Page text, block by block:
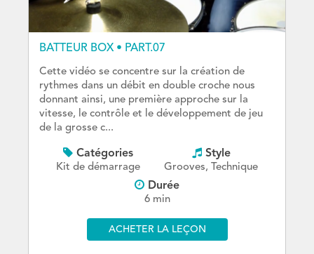
BATTEUR BOX • PART.07
Cette vidéo se concentre sur la création de
rythmes dans un débit en double croche nous
donnant ainsi, une première approche sur la
vitesse, le contrôle et le développement de jeu
de la grosse c...
Catégories
Kit de démarrage
Style
Grooves, Technique
Durée
6 min
ACHETER LA LEÇON